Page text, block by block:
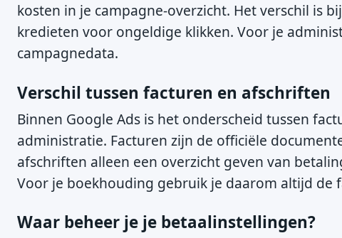
kosten in je campagne-overzicht. Het verschil is
kredieten voor ongeldige klikken. Voor je
campagnedata.
Verschil tussen facturen en afschriften
Binnen Google Ads is het onderscheid tussen
administratie. Facturen zijn de officiële
afschriften alleen een overzicht geven van
Voor je boekhouding gebruik je daarom altijd de
Waar beheer je je betaalinstellingen?